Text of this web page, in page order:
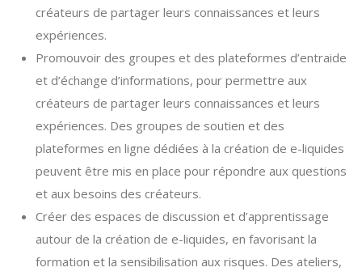
créateurs de partager leurs connaissances et leurs
expériences.
Promouvoir des groupes et des plateformes d’entraide
et d’échange d’informations, pour permettre aux
créateurs de partager leurs connaissances et leurs
expériences. Des groupes de soutien et des
plateformes en ligne dédiées à la création de e-liquides
peuvent être mis en place pour répondre aux questions
et aux besoins des créateurs.
Créer des espaces de discussion et d’apprentissage
autour de la création de e-liquides, en favorisant la
formation et la sensibilisation aux risques. Des ateliers,